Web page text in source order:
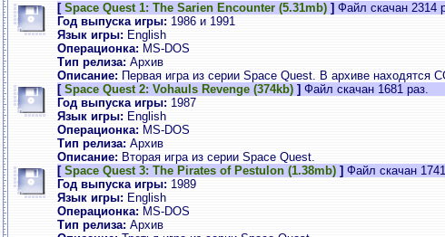
[ Space Quest 1: The Sarien Encounter (5.31mb) ] Файл скачан 2314
Год выпуска игры: 1986 и 1991
Язык игры: English
Операционка: MS-DOS
Тип релиза: Архив
Описание: Первая игра из серии Space Quest. В архиве находятся
[ Space Quest 2: Vohauls Revenge (374kb) ] Файл скачан 1681 раз.
Год выпуска игры: 1987
Язык игры: English
Операционка: MS-DOS
Тип релиза: Архив
Описание: Вторая игра из серии Space Quest.
[ Space Quest 3: The Pirates of Pestulon (1.38mb) ] Файл скачан
Год выпуска игры: 1989
Язык игры: English
Операционка: MS-DOS
Тип релиза: Архив